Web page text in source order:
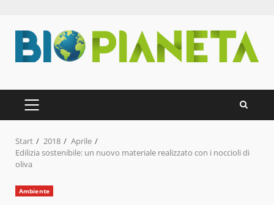
Inhalt
springen
PRIMÄRES
MENÜ
Start 2018
Aprile
Edilizia sostenibile: un nuovo materiale realizzato con i noccioli di
oliva
Ambiente